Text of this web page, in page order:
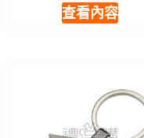
查看內容